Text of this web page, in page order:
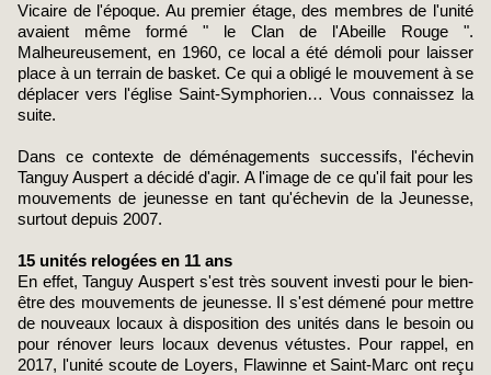
Vicaire de l'époque. Au premier étage, des membres de l'unité
avaient même formé " le Clan de l'Abeille Rouge ".
Malheureusement, en 1960, ce local a été démoli pour laisser
place à un terrain de basket. Ce qui a obligé le mouvement à se
déplacer vers l'église Saint-Symphorien… Vous connaissez la
suite.
Dans ce contexte de déménagements successifs, l'échevin
Tanguy Auspert a décidé d'agir. A l'image de ce qu'il fait pour les
mouvements de jeunesse en tant qu'échevin de la Jeunesse,
surtout depuis 2007.
15 unités relogées en 11 ans
En effet, Tanguy Auspert s'est très souvent investi pour le bien-
être des mouvements de jeunesse. Il s'est démené pour mettre
de nouveaux locaux à disposition des unités dans le besoin ou
pour rénover leurs locaux devenus vétustes. Pour rappel, en
2017, l'unité scoute de Loyers, Flawinne et Saint-Marc ont reçu